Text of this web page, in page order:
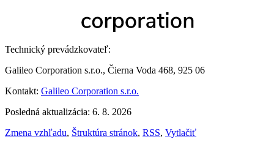
Technický prevádzkovateľ:
Galileo Corporation s.r.o., Čierna Voda 468, 925 06
Kontakt: Galileo Corporation s.r.o.
Posledná aktualizácia: 6. 8. 2026
Zmena vzhľadu, Štruktúra stránok, RSS, Vytlačiť